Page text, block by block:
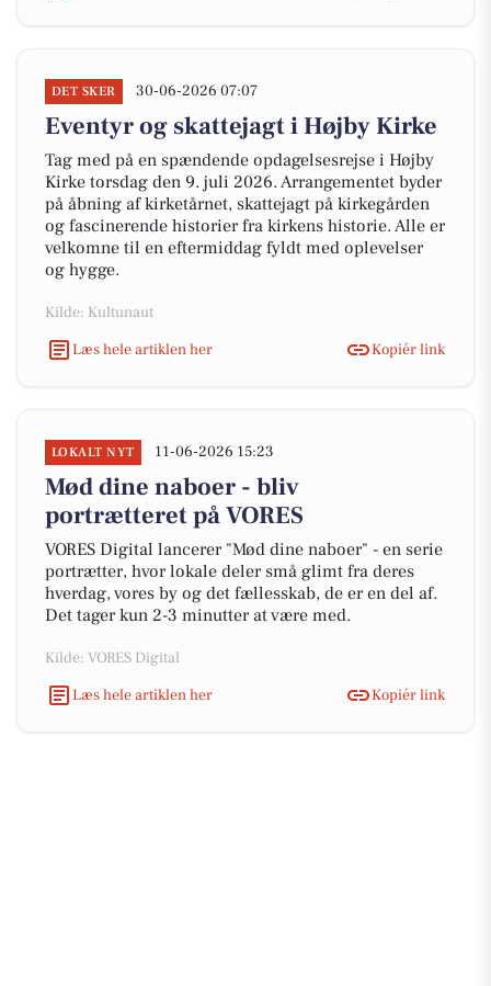
DET SKER 30-06-2026 07:07
Eventyr og skattejagt i Højby Kirke
Tag med på en spændende opdagelsesrejse i Højby
Kirke torsdag den 9. juli 2026. Arrangementet byder
på åbning af kirketårnet, skattejagt på kirkegården
og fascinerende historier fra kirkens historie. Alle er
velkomne til en eftermiddag fyldt med oplevelser
og hygge.
Kilde: Kultunaut
Læs hele artiklen her
Kopiér link
LOKALT NYT 11-06-2026 15:23
Mød dine naboer - bliv
portrætteret på VORES
VORES Digital lancerer "Mød dine naboer" - en serie
portrætter, hvor lokale deler små glimt fra deres
hverdag, vores by og det fællesskab, de er en del af.
Det tager kun 2-3 minutter at være med.
Kilde: VORES Digital
Læs hele artiklen her
Kopiér link